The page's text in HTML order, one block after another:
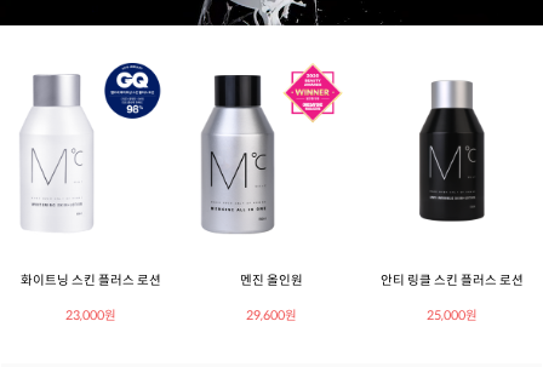
화이트닝 스킨 플러스 로션
23,000원
멘진 올인원
29,600원
안티 링클 스킨 플러스 로션
25,000원